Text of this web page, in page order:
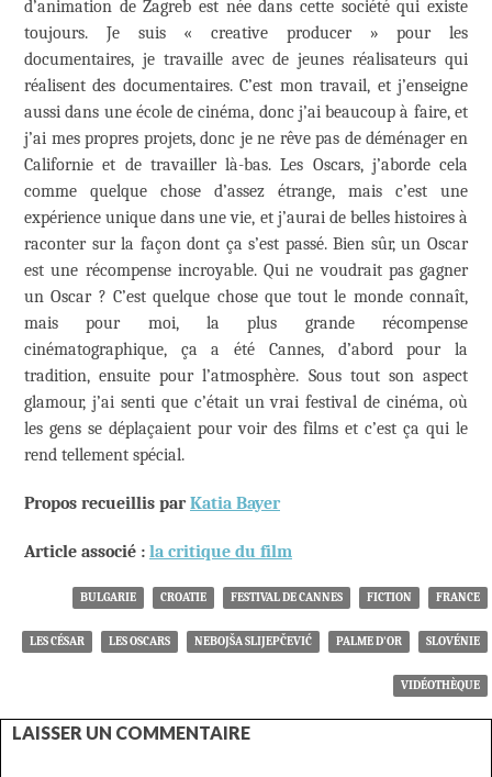
d’animation de Zagreb est née dans cette société qui existe
toujours. Je suis « creative producer » pour les
documentaires, je travaille avec de jeunes réalisateurs qui
réalisent des documentaires. C’est mon travail, et j’enseigne
aussi dans une école de cinéma, donc j’ai beaucoup à faire, et
j’ai mes propres projets, donc je ne rêve pas de déménager en
Californie et de travailler là-bas. Les Oscars, j’aborde cela
comme quelque chose d’assez étrange, mais c’est une
expérience unique dans une vie, et j’aurai de belles histoires à
raconter sur la façon dont ça s’est passé. Bien sûr, un Oscar
est une récompense incroyable. Qui ne voudrait pas gagner
un Oscar ? C’est quelque chose que tout le monde connaît,
mais pour moi, la plus grande récompense
cinématographique, ça a été Cannes, d’abord pour la
tradition, ensuite pour l’atmosphère. Sous tout son aspect
glamour, j’ai senti que c’était un vrai festival de cinéma, où
les gens se déplaçaient pour voir des films et c’est ça qui le
rend tellement spécial.
Propos recueillis parKatia Bayer
Article associé : la critique du film
BULGARIE CROATIE FESTIVAL DE CANNES FICTION FRANCE
LES CÉSAR LES OSCARS NEBOJŠA SLIJEPČEVIĆ PALME D'OR SLOVÉNIE
VIDÉOTHÈQUE
LAISSER UN COMMENTAIRE